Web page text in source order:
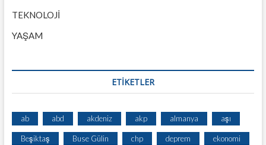
TEKNOLOJİ
YAŞAM
ETİKETLER
ab abd akdeniz akp almanya aşı
Beşiktaş Buse Gülin chp deprem ekonomi